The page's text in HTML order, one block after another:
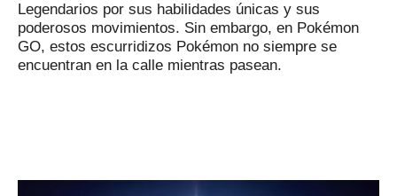
Legendarios por sus habilidades únicas y sus
poderosos movimientos. Sin embargo, en Pokémon
GO, estos escurridizos Pokémon no siempre se
encuentran en la calle mientras pasean.